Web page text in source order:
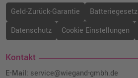
Geld-Zurück-Garantie Batteriegesetz
Datenschutz
Cookie Einstellungen
Kontakt
E-Mail: service@wiegand-gmbh.de